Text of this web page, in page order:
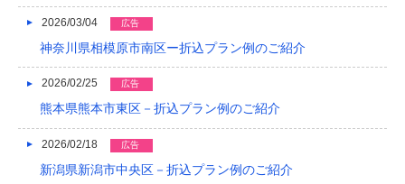
2019/04
2019/03
2019/01
2018/12
2026/03/04 広告
神奈川県相模原市南区ー折込プラン例のご紹介
2026/02/25 広告
熊本県熊本市東区－折込プラン例のご紹介
2026/02/18 広告
新潟県新潟市中央区－折込プラン例のご紹介